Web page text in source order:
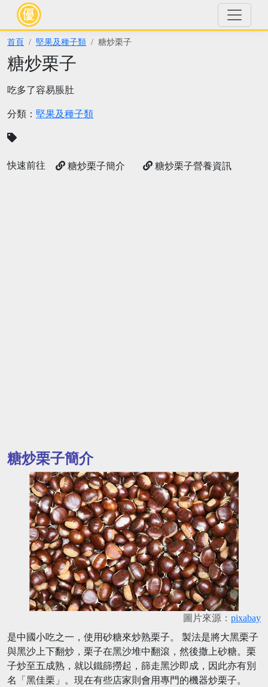
首頁 堅果及種子類 糖炒栗子
糖炒栗子
吃多了容易脹肚
分類： 堅果及種子類
快速前往 糖炒栗子簡介 糖炒栗子營養資訊
糖炒栗子簡介
圖片來源： pixabay
是中國小吃之一，使用砂糖來炒熟栗子。 製法是將大黑栗子
與黑沙上下翻炒，栗子在黑沙堆中翻滾，然後撒上砂糖。栗
子炒至五成熟，就以鐵篩撈起，篩走黑沙即成，因此亦有別
名「黑佳栗」。現在有些店家則會用專門的機器炒栗子。